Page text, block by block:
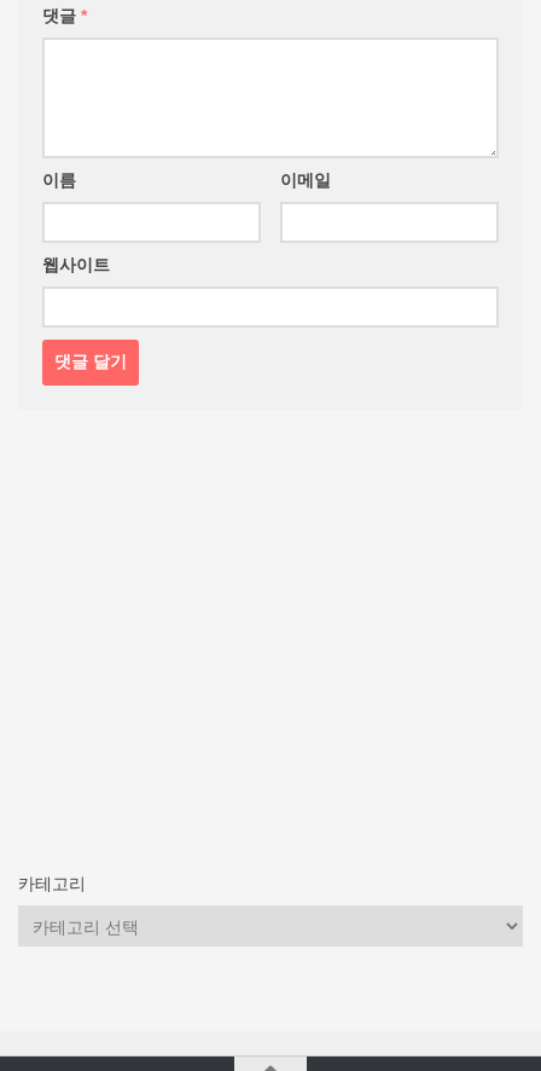
댓글 *
이름 이메일
웹사이트
카테고리
카
테